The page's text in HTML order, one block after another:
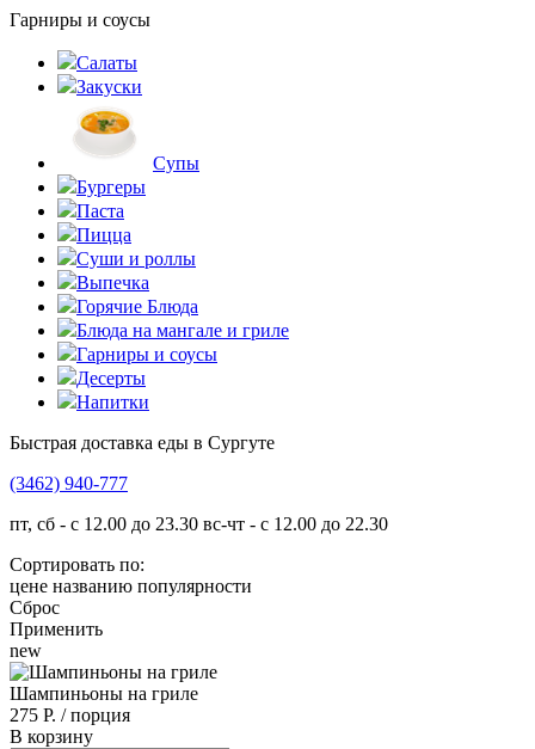
Гарниры и соусы
Салаты
Закуски
Супы
Бургеры
Паста
Пицца
Суши и роллы
Выпечка
Горячие Блюда
Блюда на мангале и гриле
Гарниры и соусы
Десерты
Напитки
Быстрая доставка еды в Сургуте
(3462) 940-777
пт, сб - с 12.00 до 23.30 вс-чт - с 12.00 до 22.30
Сортировать по:
цене названию популярности
Сброс
Применить
new
Шампиньоны на гриле
275 Р. /порция
В корзину